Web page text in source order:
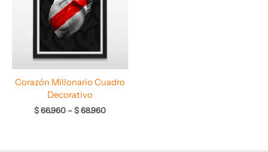
Corazón Millonario Cuadro
Decorativo
$66.960 –$68.960